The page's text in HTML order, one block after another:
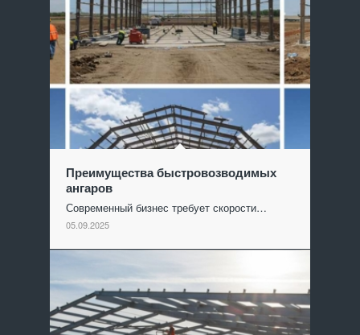
Преимущества быстровозводимых
ангаров
Современный бизнес требует скорости…
05.09.2025